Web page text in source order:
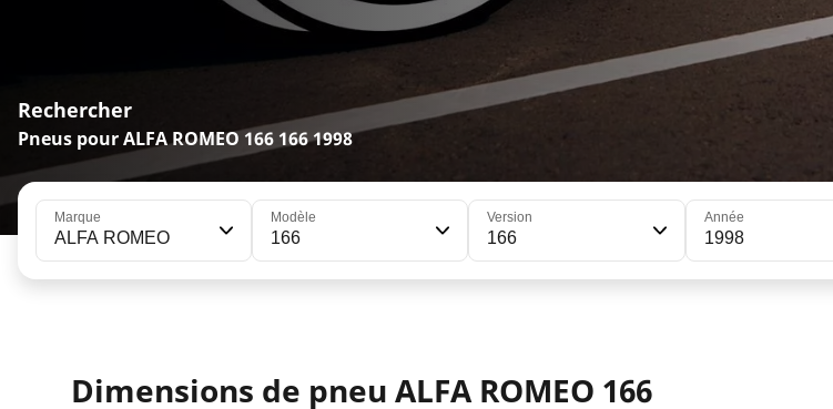
Rechercher
Pneus pour ALFA ROMEO 166 166 1998
Marque
ALFA ROMEO
Modèle
166
Version
166
Année
1998
Dimensions de pneu ALFA ROMEO 166